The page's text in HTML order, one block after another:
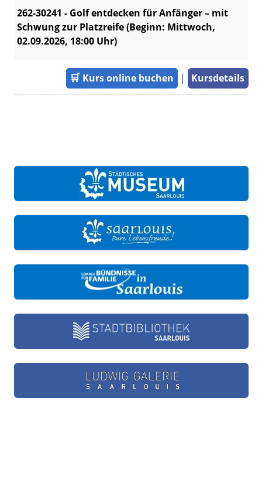
262-30241 - Golf entdecken für Anfänger – mit
Schwung zur Platzreife (Beginn: Mittwoch,
02.09.2026, 18:00 Uhr)
🛒 Kurs online buchen | Kursdetails